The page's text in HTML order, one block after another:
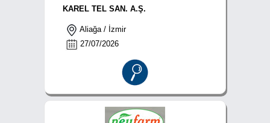
KAREL TEL SAN. A.Ş.
Aliağa / İzmir
27/07/2026